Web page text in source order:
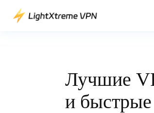
Перейти
Лучшие
и быстрые